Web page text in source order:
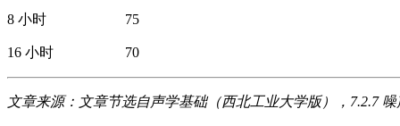
8 小时 75
16 小时 70
文章来源：文章节选自声学基础（西北工业大学版），7.2.7